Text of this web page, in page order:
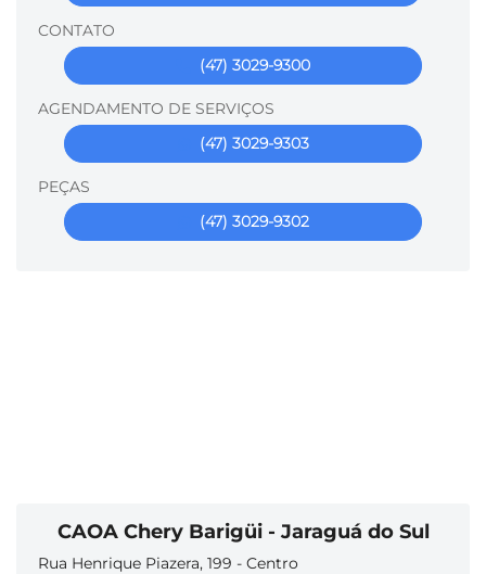
CONTATO
(47) 3029-9300
AGENDAMENTO DE SERVIÇOS
(47) 3029-9303
PEÇAS
(47) 3029-9302
CAOA Chery Barigüi - Jaraguá do Sul
Rua Henrique Piazera, 199 - Centro